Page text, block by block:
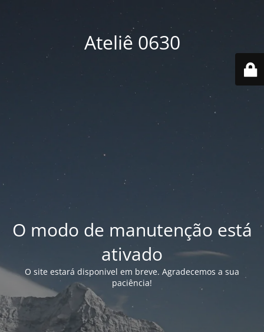
Ateliê 0630
O modo de manutenção está
ativado
O site estará disponivel em breve. Agradecemos a sua
paciência!